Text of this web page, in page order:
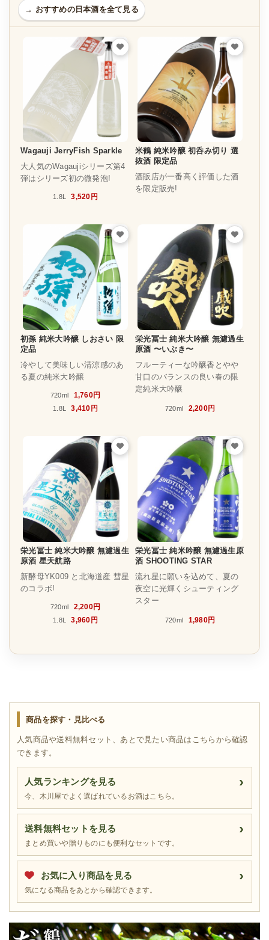
→ おすすめの日本酒を全て見る
Wagauji JerryFish Sparkle
大人気のWagaujiシリーズ第4
弾はシリーズ初の微発泡!
1.8L 3,520円
米鶴 純米吟醸 初呑み切り 選
抜酒 限定品
酒販店が一番高く評価した酒
を限定販売!
初孫 純米大吟醸 しおさい 限
定品
冷やして美味しい清涼感のあ
る夏の純米大吟醸
720ml 1,760円
1.8L 3,410円
栄光冨士 純米大吟醸 無濾過生
原酒 〜いぶき〜
フルーティーな吟醸香とやや
甘口のバランスの良い春の限
定純米大吟醸
720ml 2,200円
栄光冨士 純米大吟醸 無濾過生
原酒 星天航路
新酵母YK009 と北海道産 彗星
のコラボ!
720ml 2,200円
1.8L 3,960円
栄光冨士 純米吟醸 無濾過生原
酒 SHOOTING STAR
流れ星に願いを込めて、夏の
夜空に光輝くシューティング
スター
720ml 1,980円
商品を探す・見比べる
人気商品や送料無料セット、あとで見たい商品はこちらから確認
できます。
人気ランキングを見る
今、木川屋でよく選ばれているお酒はこちら。
送料無料セットを見る
まとめ買いや贈りものにも便利なセットです。
お気に入り商品を見る
気になる商品をあとから確認できます。